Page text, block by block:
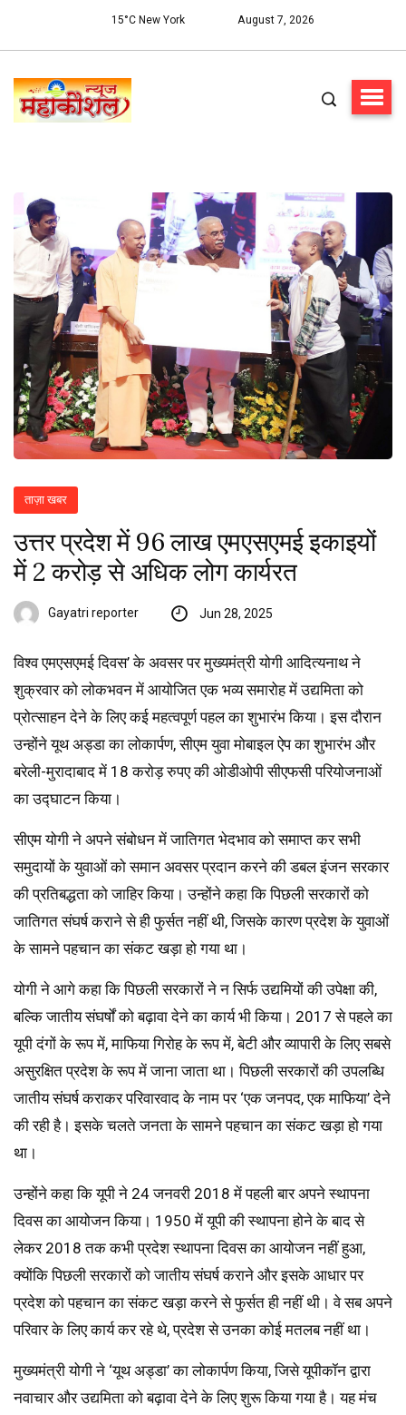
15°C New York August 7, 2026
ताज़ा खबर
उत्तर प्रदेश में 96 लाख एमएसएमई इकाइयों
में 2 करोड़ से अधिक लोग कार्यरत
Gayatri reporter Jun 28, 2025
विश्व एमएसएमई दिवस’ के अवसर पर मुख्यमंत्री योगी आदित्यनाथ ने
शुक्रवार को लोकभवन में आयोजित एक भव्य समारोह में उद्यमिता को
प्रोत्साहन देने के लिए कई महत्वपूर्ण पहल का शुभारंभ किया। इस दौरान
उन्होंने यूथ अड्डा का लोकार्पण, सीएम युवा मोबाइल ऐप का शुभारंभ और
बरेली-मुरादाबाद में 18 करोड़ रुपए की ओडीओपी सीएफसी परियोजनाओं
का उद्घाटन किया।
सीएम योगी ने अपने संबोधन में जातिगत भेदभाव को समाप्त कर सभी
समुदायों के युवाओं को समान अवसर प्रदान करने की डबल इंजन सरकार
की प्रतिबद्धता को जाहिर किया। उन्होंने कहा कि पिछली सरकारों को
जातिगत संघर्ष कराने से ही फुर्सत नहीं थी, जिसके कारण प्रदेश के युवाओं
के सामने पहचान का संकट खड़ा हो गया था।
योगी ने आगे कहा कि पिछली सरकारों ने न सिर्फ उद्यमियों की उपेक्षा की,
बल्कि जातीय संघर्षों को बढ़ावा देने का कार्य भी किया। 2017 से पहले का
यूपी दंगों के रूप में, माफिया गिरोह के रूप में, बेटी और व्यापारी के लिए सबसे
असुरक्षित प्रदेश के रूप में जाना जाता था। पिछली सरकारों की उपलब्धि
जातीय संघर्ष कराकर परिवारवाद के नाम पर ‘एक जनपद, एक माफिया’ देने
की रही है। इसके चलते जनता के सामने पहचान का संकट खड़ा हो गया
था।
उन्होंने कहा कि यूपी ने 24 जनवरी 2018 में पहली बार अपने स्थापना
दिवस का आयोजन किया। 1950 में यूपी की स्थापना होने के बाद से
लेकर 2018 तक कभी प्रदेश स्थापना दिवस का आयोजन नहीं हुआ,
क्योंकि पिछली सरकारों को जातीय संघर्ष कराने और इसके आधार पर
प्रदेश को पहचान का संकट खड़ा करने से फुर्सत ही नहीं थी। वे सब अपने
परिवार के लिए कार्य कर रहे थे, प्रदेश से उनका कोई मतलब नहीं था।
मुख्यमंत्री योगी ने ‘यूथ अड्डा’ का लोकार्पण किया, जिसे यूपीकॉन द्वारा
नवाचार और उद्यमिता को बढ़ावा देने के लिए शुरू किया गया है। यह मंच